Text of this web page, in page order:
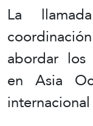
La
abordar
en Asia